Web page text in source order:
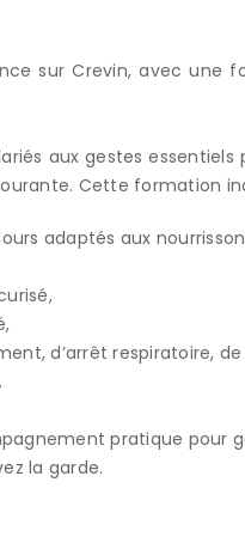
sur Crevin, avec une
aux gestes essentiels
Cette formation
adaptés aux
d’arrêt respiratoire,
pratique pour
la garde.